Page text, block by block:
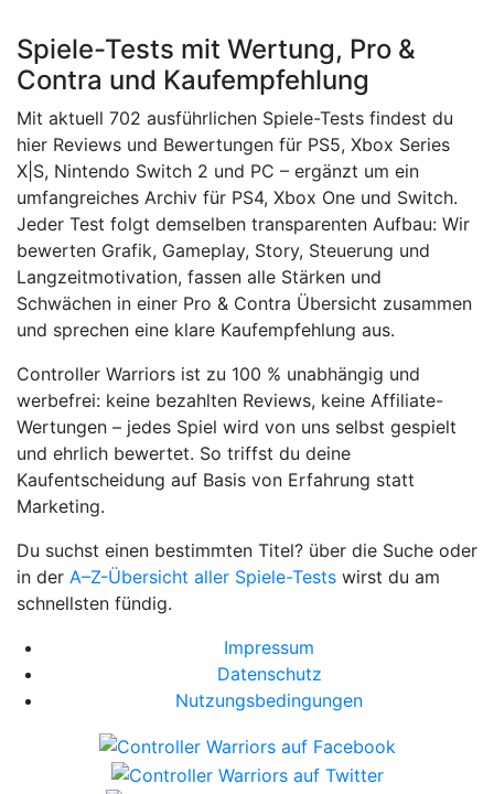
Spiele-Tests mit Wertung, Pro &
Contra und Kaufempfehlung
Mit aktuell 702 ausführlichen Spiele-Tests findest du
hier Reviews und Bewertungen für PS5, Xbox Series
X|S, Nintendo Switch 2 und PC – ergänzt um ein
umfangreiches Archiv für PS4, Xbox One und Switch.
Jeder Test folgt demselben transparenten Aufbau: Wir
bewerten Grafik, Gameplay, Story, Steuerung und
Langzeitmotivation, fassen alle Stärken und
Schwächen in einer Pro & Contra Übersicht zusammen
und sprechen eine klare Kaufempfehlung aus.
Controller Warriors ist zu 100 % unabhängig und
werbefrei: keine bezahlten Reviews, keine Affiliate-
Wertungen – jedes Spiel wird von uns selbst gespielt
und ehrlich bewertet. So triffst du deine
Kaufentscheidung auf Basis von Erfahrung statt
Marketing.
Du suchst einen bestimmten Titel? über die Suche oder
in der A–Z-Übersicht aller Spiele-Tests wirst du am
schnellsten fündig.
Impressum
Datenschutz
Nutzungsbedingungen